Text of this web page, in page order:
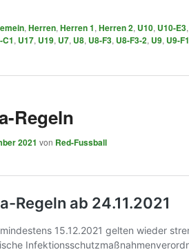
, Herren, Herren 1, Herren 2, U10, U10-E3,
C1, U17, U19, U7, U8, U8-F3, U8-F3-2, U9, U9-F1
Regeln
2021 von Red-Fussball